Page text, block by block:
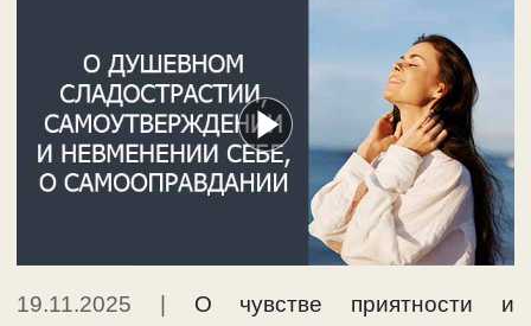
19.11.2025
О чувстве приятности и